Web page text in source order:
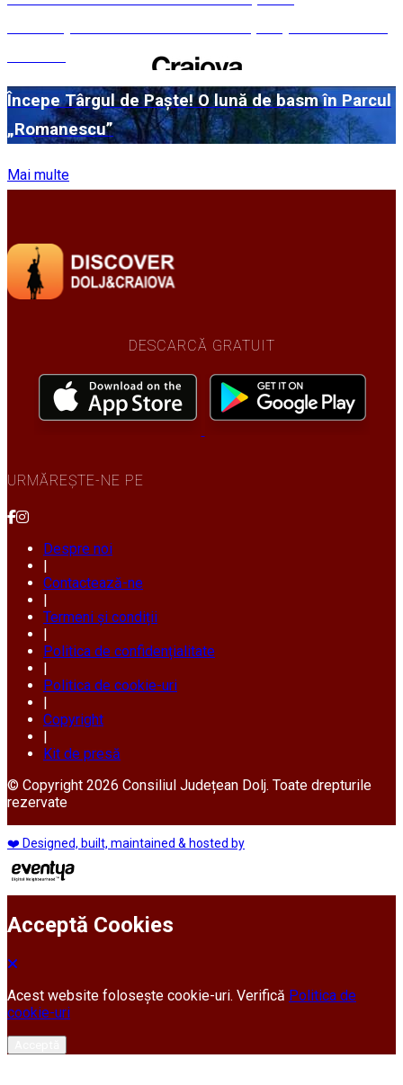
Începe Târgul de Paște! O lună de basm în Parcul
„Romanescu”
Mai multe
DESCARCĂ GRATUIT
URMĂREȘTE-NE PE
Despre noi
|
Contactează-ne
|
Termeni și condiții
|
Politica de confidențialitate
|
Politica de cookie-uri
|
Copyright
|
Kit de presă
© Copyright 2026 Consiliul Județean Dolj. Toate drepturile
rezervate
❤️ Designed, built, maintained & hosted by
Acceptă Cookies
Acest website folosește cookie-uri. Verifică Politica de
cookie-uri